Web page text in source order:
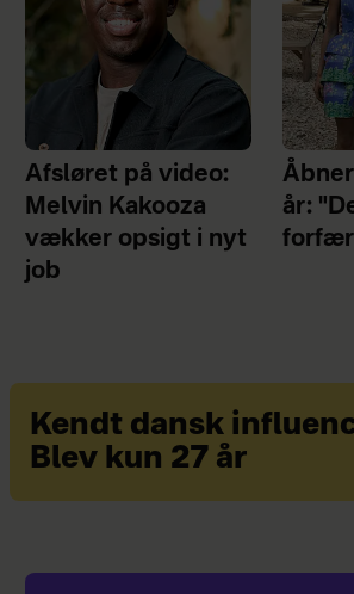
Afsløret på video:
Melvin Kakooza
vækker opsigt i nyt
job
år:
Kendt dansk
Blev kun 27 år